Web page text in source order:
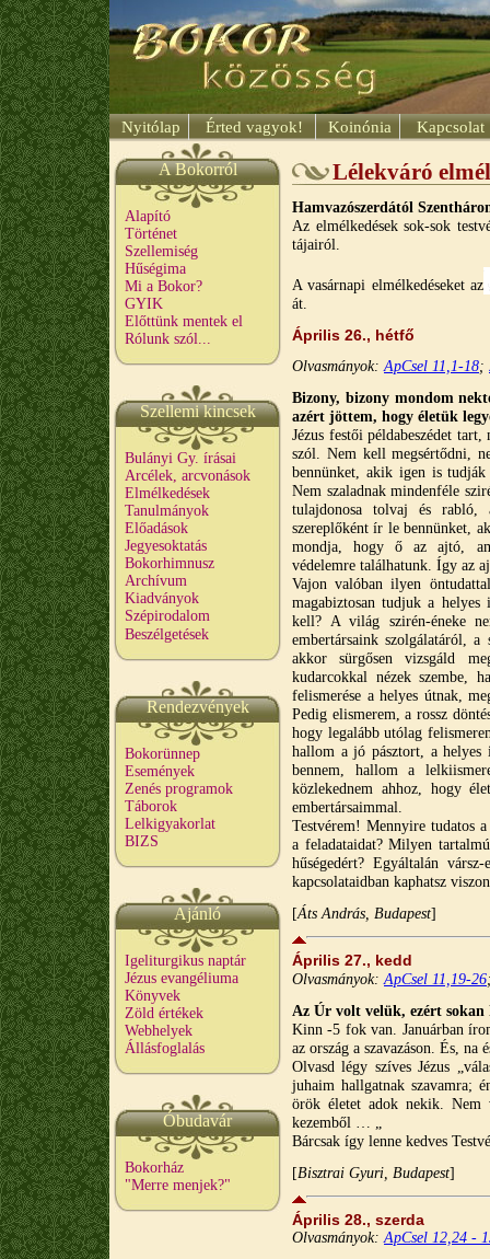
Nyitólap Érted vagyok! Koinónia Kapcsolat
A Bokorról
Alapító
Történet
Szellemiség
Hűségima
Mi a Bokor?
GYIK
Előttünk mentek el
Rólunk szól...
Szellemi kincsek
Bulányi Gy. írásai
Arcélek, arcvonások
Elmélkedések
Tanulmányok
Előadások
Jegyesoktatás
Bokorhimnusz
Archívum
Kiadványok
Szépirodalom
Beszélgetések
Rendezvények
Bokorünnep
Események
Zenés programok
Táborok
Lelkigyakorlat
BIZS
Ajánló
Igeliturgikus naptár
Jézus evangéliuma
Könyvek
Zöld értékek
Webhelyek
Állásfoglalás
Óbudavár
Bokorház
"Merre menjek?"
Lélekváró
Hamvazószerdától
Az elmélkedések sok-sok
tájairól.
A vasárnapi elmélkedéseket az
át.
Április 26., hétfő
Olvasmányok: ApCsel 11,1-18;
Bizony, bizony mondom
azért jöttem, hogy életük
Jézus festői példabeszédet
szól. Nem kell megsértődni,
bennünket, akik igen is
Nem szaladnak mindenféle
tulajdonosa tolvaj és
szereplőként ír le bennünket,
mondja, hogy ő az ajtó,
védelemre találhatunk. Így az
Vajon valóban ilyen
magabiztosan tudjuk a
kell? A világ szirén-éneke
embertársaink szolgálatáról,
akkor sürgősen vizsgáld
kudarcokkal nézek szembe,
felismerése a helyes útnak,
Pedig elismerem, a rossz
hogy legalább utólag
hallom a jó pásztort, a
bennem, hallom a
közlekednem ahhoz, hogy
embertársaimmal.
Testvérem! Mennyire tudatos
a feladataidat? Milyen
hűségedért? Egyáltalán
kapcsolataidban kaphatsz
[Áts András, Budapest]
Április 27., kedd
Olvasmányok: ApCsel 11,19-26
Az Úr volt velük, ezért sokan
Kinn -5 fok van. Januárban
az ország a szavazáson. És, na
Olvasd légy szíves Jézus
juhaim hallgatnak szavamra;
örök életet adok nekik. Nem
kezemből … „
Bárcsak így lenne kedves
[Bisztrai Gyuri, Budapest]
Április 28., szerda
Olvasmányok: ApCsel 12,24 -